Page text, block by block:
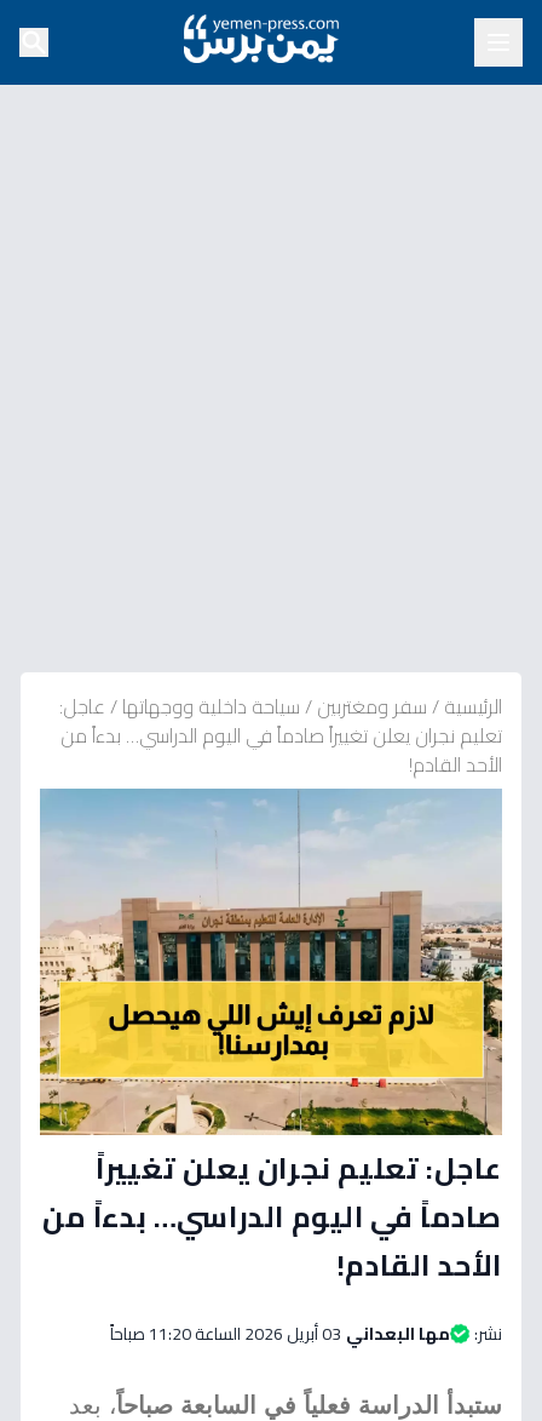
الرئيسية/سفر ومغتربين/سياحة داخلية ووجهاتها/عاجل:
تعليم نجران يعلن تغييراً صادماً في اليوم الدراسي… بدءاً من
الأحد القادم!
عاجل: تعليم نجران يعلن تغييراً
صادماً في اليوم الدراسي… بدءاً من
الأحد القادم!
نشر: مها البعداني 03 أبريل 2026 الساعة 11:20 صباحاً
ستبدأ الدراسة فعلياً في السابعة صباحاً، بعد